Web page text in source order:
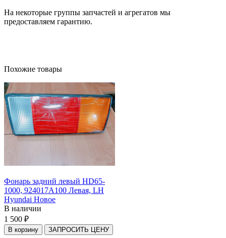
На некоторые группы запчастей и агрегатов мы
предоставляем гарантию.
Похожие товары
Фонарь задний левый HD65-
1000, 924017A100 Левая, LH
Hyundai Новое
В наличии
1 500 ₽
В корзину ЗАПРОСИТЬ ЦЕНУ